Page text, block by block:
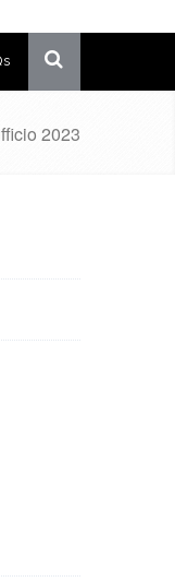
s
2023